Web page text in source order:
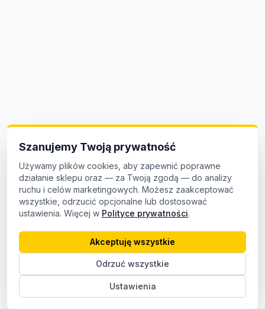
Szanujemy Twoją prywatność
Używamy plików cookies, aby zapewnić poprawne
działanie sklepu oraz — za Twoją zgodą — do analizy
ruchu i celów marketingowych. Możesz zaakceptować
wszystkie, odrzucić opcjonalne lub dostosować
ustawienia. Więcej w Polityce prywatności.
Ustawienia
Odrzuć wszystkie
Akceptuję wszystkie